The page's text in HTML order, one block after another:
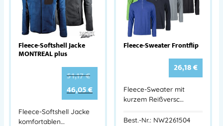
Fleece-Softshell Jacke
MONTREAL plus
51,17€
46,05€
Fleece-Softshell Jacke
komfortablen…
Fleece-Sweater Frontflip
26,18€
Fleece-Sweater mit
kurzem Reißversc…
Best.-Nr.: NW2261504